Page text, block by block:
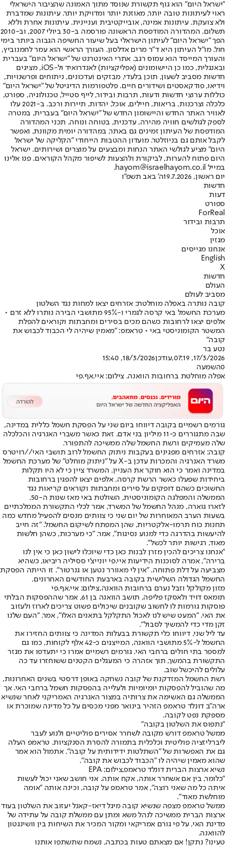
"ישראל היום" הוא גוף תקשורת שנוסד מתוך האמונה שהציבור הישראלי
ראוי לעיתונות טובה יותר, מאוזנת יותר ומדויקת יותר. עיתונות שמדברת
ולא צועקת. עיתונות אמינה, אובייקטיבית ועניינית. עיתונות אחרת וללא
תשלום. המהדורה המודפסת הראשונה פורסמה ב-30 ביולי 2007, וב-2010
הפך "ישראל היום" לעיתון הישראלי בעל שיעור החשיפה הגבוה ביותר בימי
חול. מו"ל העיתון היא ד"ר מרים אדלסון. העורך הראשי הוא עמר לחמנוביץ,
והעורך המייסד הוא עמוס רגב. אתרי האינטרנט של "ישראל היום" בעברית
ובאנגלית, כמו כן היישומונים (אפליקציות) לאנדרואיד ול-iOS, מציגים
חדשות מסביב לשעון, תוכן בלעדי, מבזקים ועדכונים, ניתוחים ופרשנויות,
וידיאו, פודקאסטים ושידורים חיים. פלטפורמות הדיגיטל של "ישראל היום"
כוללות ערוצי חדשות ודעות, תרבות ובידור, לייף סטייל, טכנולוגיה, ספורט,
כלכלה וצרכנות, בריאות, חיילים, אוכל, יהדות, תיירות ורכב. ב-2021 עלו
לאוויר האתר החדש והיישומון החדש של "ישראל היום" בעברית, במטרה
לספק לגולשים חוויה מהירה, עדכנית, בטוחה ונוחה. תכני המהדורה
המודפסת של העיתון זמינים גם באתר, במהדורה יומית מקוונת, ואפשר
לקבל אותם גם בניוזלטר. מועדון ההטבות הייחודי "הקליקה של ישראל
היום" מציע לגולשי האתר הנחות ומבצעים על מוצרים ושירותים. ישראל
היום פתוח להערות, לביקורת ולהצעות לשיפור מקהל הקוראים. פנו אלינו
במייל hayom@israelhayom.co.il.
יום ראשון, 19.7.2026
ה' באב תשפ"ו
חדשות
דעות
ספורט
ForReal
תרבות ובידור
אוכל
מגזין
אנחנו מגייסים
English
X
חדשות
העולם
מסביב לעולם
קובה נותרה באפלה מוחלטת: אזרחים יצאו למחות נגד השלטון
מערכת החשמל באי קרסה לגמרי ו-95% מתושבי הבירה נותרו ללא זרם •
אלפים יצאו לרחובות כשהם מכים בסירים ומחבתות וקוראים להפלת
המשטר הקומוניסטי באי • טראמפ: "מאמין שיהיה לי הכבוד לכבוש את
קובה"
נטע בר
17/3/2026, 07:19
,עודכן18/3/2026, 15:40
0השמעה
אפלה מוחלטת ברחובות הוואנה. צילום: איי.אף.פי
גורמים רשמיים בקובה דיווחו ביום שני על הפסקת חשמל כללית במדינה,
שבה מתגוררים כ-11 מיליון בני אדם. זאת כאשר משברי האנרגיה והכלכלה
שלה מעמיקים ורשת החשמל שלה ממשיכה להתפורר.
קובה: אזרחים מפגינים בעקבות ניתוק החשמל לרוב תושבי האי//רויטרס
משרד האנרגיה והמכרות עדכן ב-X על "ניתוק מוחלט" של מערכת החשמל
במדינה ואמר כי הוא חוקר את העניין. המשרד ציין כי לא היו תקלות
ביחידות שפעלו כאשר הרשת קרסה. אלפים יצאו להפגין ברחובות
החשוכים כשהם דופקים על סירים ומחבתות וקוראים קריאות נגד
הממשלה והמפלגה הקומוניסטית, השולטת באי מאז שנות ה-50.
לזארו גוארה, מנהל החשמל של המשרד, אמר לכלי התקשורת הממלכתיים
בשעות הערב המאוחרות של יום שני כי צוותים מנסים להפעיל מחדש כמה
תחנות כוח תרמו-אלקטריות, שהן המפתח לשיקום החשמל. "זה חייב
להיעשות בהדרגה כדי למנוע נסיגות", אמר. "כי מערכות, כשהן חלשות
מאוד, רגישות יותר לכשל".
"אנחנו צריכים להכין מזרן לבנות כאן כדי שיוכלו לישון כאן כי אין לנו
ברירה", אמרה לסוכנות הידיעות איי.פי יונייצ'י ססיליה ריביאו, כשהיא
מצביעה על דלת פתוחה. "אין לי מאוורר נטען או גנרטור". זו הייתה הפסקת
החשמל הגדולה השלישית בקובה בארבעת החודשים האחרונים.
מזון מקולקל וזבל נערם ברחובות הוואנה,צילום: איי.אף.פי
תומאס דויד ולאסקז פליפה, תושב הוואנה בן 61, אמר שההפסקות הבלתי
פוסקות גורמות לו לחשוב שקובנים שיכולים פשוט צריכים לארוז ולעזוב
את האי. "המעט שיש לנו לאכול התקלקל בתאנים האלו", אמר. "העם שלנו
זקן מדי כדי להמשיך לסבול".
עד ליל שני, דיווחו כלי תקשורת בבעלות המדינה כי צוותים החזירו את
החשמל ל-5% מתושבי הוואנה, המייצגים כ-42 אלף לקוחות, כמו גם
למספר בתי חולים ברחבי האי. גורמים רשמיים אמרו כי יתעדפו את מגזר
התקשורת בהמשך, תוך אזהרה כי המעגלים הקטנים ששוחזרו עד כה
עלולים להיכשל שוב.
רשת החשמל המזדקנת של קובה נשחקה באופן דרסטי בשנים האחרונות,
מה שהוביל להפסקות יומיומיות ולעלייה בהפסקות חשמל ברחבי האי. אך
הממשלה גם האשימה את צרותיה במצור האנרגיה האמריקני לאחר שנשיא
ארה"ב דונלד טראמפ הזהיר בינואר מפני מכסים על כל מדינה שמוכרת או
מספקת נפט לקובה.
"נתפוס את השלטון בקובה"
ממשל טראמפ דורש מקובה לשחרר אסירים פוליטיים ולנוע לעבר
ליברליזציה פוליטית וכלכלית בתמורה להסרת הסנקציות. טראמפ העלה
גם את האפשרות של "השתלטות ידידותית על קובה". אתמול הוא אמר
שהוא מאמין שיהיה לו "הכבוד לכבוש את קובה".
נשיא ארצות הברית דונלד טראמפ,צילום: EPA
"כלומר, בין אם אשחרר אותה, אקח אותה. אני חושב שאני יכול לעשות
איתה כל מה שאני רוצה", אמר טראמפ על קובה, וכינה אותה "אומה
מוחלשת מאוד".
ממשל טראמפ מצפה שנשיא קובה מיגל דיאז-קאנל יעזוב את השלטון בעוד
ארצות הברית ממשיכה לנהל משא ומתן עם ממשלת קובה על עתידה של
מדינת האי, על פי גורם אמריקאי ומקור המכיר את השיחות בין וושינגטון
להוואנה.
טעינו? נתקן! אם מצאתם טעות בכתבה, נשמח שתשתפו אותנו